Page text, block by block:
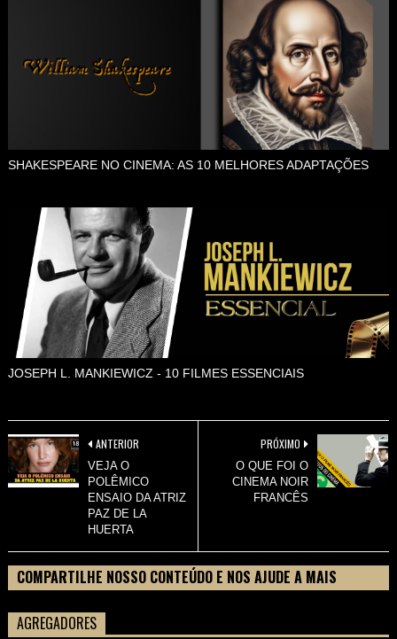
SHAKESPEARE NO CINEMA: AS 10 MELHORES ADAPTAÇÕES
JOSEPH L. MANKIEWICZ - 10 FILMES ESSENCIAIS
PRÓXIMO
O QUE FOI O
CINEMA NOIR
FRANCÊS
ANTERIOR
VEJA O
POLÊMICO
ENSAIO DA ATRIZ
PAZ DE LA
HUERTA
COMPARTILHE NOSSO CONTEÚDO E NOS AJUDE A MAIS
AGREGADORES